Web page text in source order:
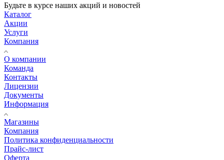
Будьте в курсе наших акций и новостей
Каталог
Акции
Услуги
Компания
О компании
Команда
Контакты
Лицензии
Документы
Информация
Магазины
Компания
Политика конфиденциальности
Прайс-лист
Оферта